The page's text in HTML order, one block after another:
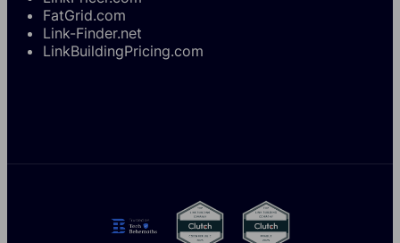
FatGrid.com
Link-Finder.net
LinkBuildingPricing.com